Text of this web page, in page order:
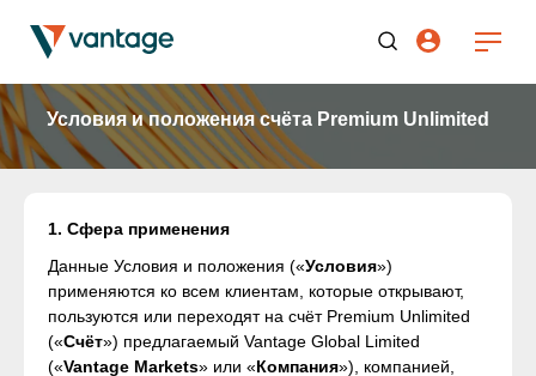
Условия и положения счёта Premium Unlimited
1. Сфера применения
Данные Условия и положения («Условия»)
применяются ко всем клиентам, которые открывают,
пользуются или переходят на счёт Premium Unlimited
(«Счёт») предлагаемый Vantage Global Limited
(«Vantage Markets» или «Компания»), компанией,